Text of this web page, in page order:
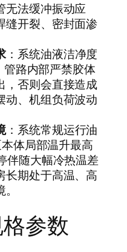
无法缓冲振动应
缝开裂、密封面渗
：系统油液洁净度
管路内部严禁胶体
，否则会直接造成
动、机组负荷波动
：系统常规运行油
体局部温升最高
随大幅冷热温差
长期处于高温、高
参数